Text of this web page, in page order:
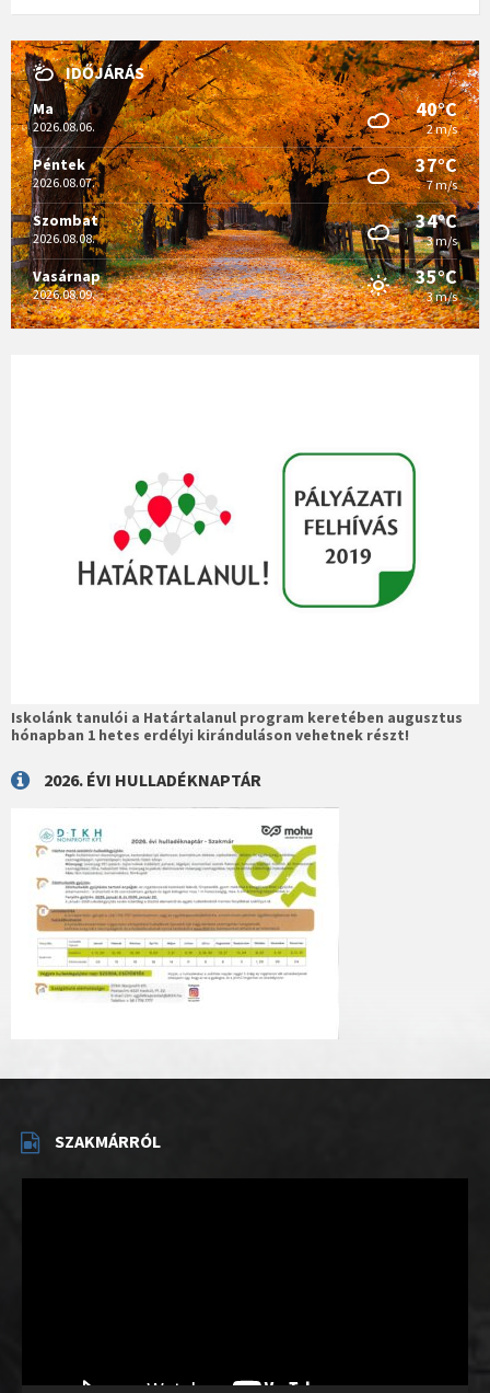
IDŐJÁRÁS
Ma
2026.08.06.
40°C
2 m/s
Péntek
2026.08.07.
37°C
7 m/s
Szombat
2026.08.08.
34°C
3 m/s
Vasárnap
2026.08.09.
35°C
3 m/s
Iskolánk tanulói a Határtalanul program keretében augusztus
hónapban 1 hetes erdélyi kiránduláson vehetnek részt!
2026. ÉVI HULLADÉKNAPTÁR
SZAKMÁRRÓL